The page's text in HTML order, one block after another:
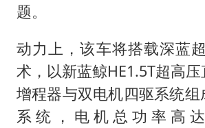
题。
动力上，该车将搭载深蓝
术，以新蓝鲸HE1.5T超高
增程器与双电机四驱系统组
系统，电机总功率高